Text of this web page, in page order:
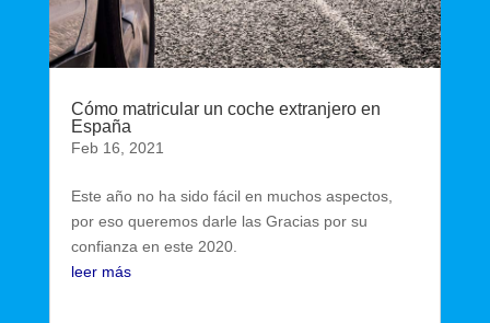
Cómo matricular un coche extranjero en
España
Feb 16, 2021
Este año no ha sido fácil en muchos aspectos,
por eso queremos darle las Gracias por su
confianza en este 2020.
leer más